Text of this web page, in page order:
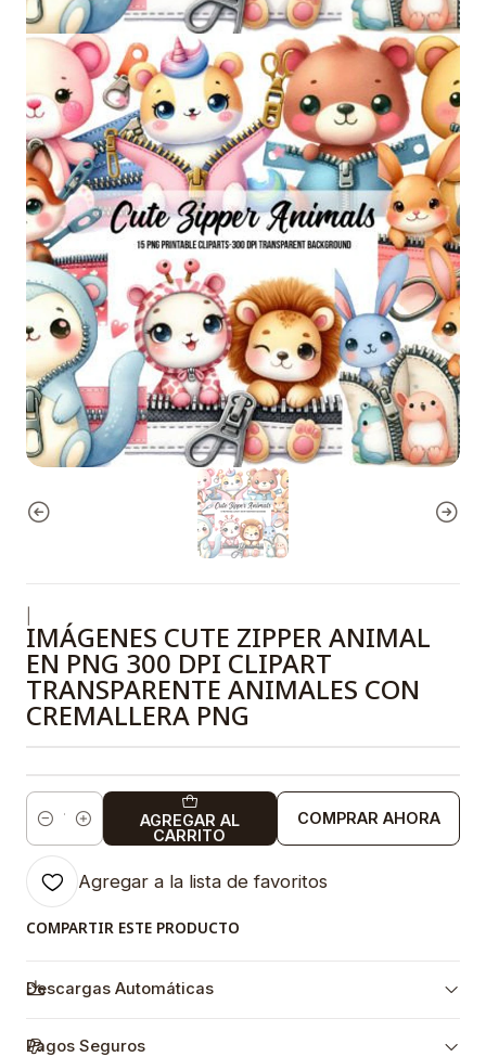
IMÁGENES CUTE ZIPPER ANIMAL
EN PNG 300 DPI CLIPART
TRANSPARENTE ANIMALES CON
CREMALLERA PNG
Cantidad
AGREGAR AL
CARRITO
COMPRAR AHORA
Agregar a la lista de favoritos
COMPARTIR ESTE PRODUCTO
Descargas Automáticas
Pagos Seguros